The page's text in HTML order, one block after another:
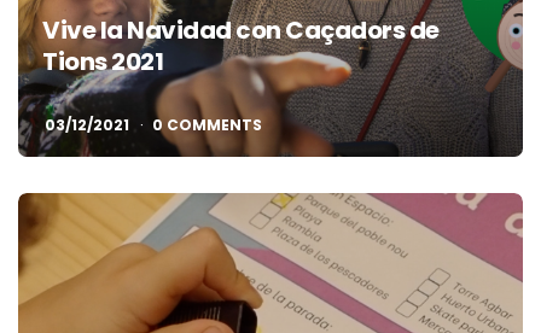
Vive la Navidad con Caçadors de
Tions 2021
03/12/2021 0 COMMENTS